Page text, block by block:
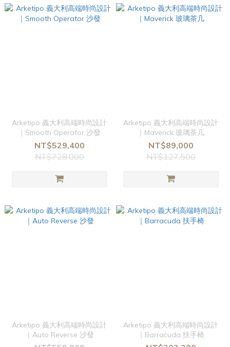
Arketipo 義大利高端時尚設計
｜Smooth Operator 沙發
NT$529,400
NT$728,000
Arketipo 義大利高端時尚設計
｜Maverick 玻璃茶几
NT$89,000
NT$127,500
Arketipo 義大利高端時尚設計
｜Auto Reverse 沙發
Arketipo 義大利高端時尚設計
｜Barracuda 扶手椅